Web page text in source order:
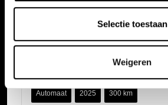
Selectie toestaan
Weigeren
Automaat 2025 300 km